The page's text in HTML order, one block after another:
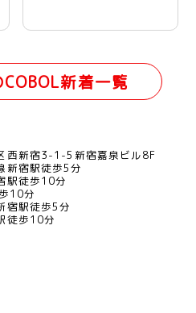
新着一覧
西新宿3-1-5新宿嘉泉ビル8F
新宿駅徒歩5分
駅徒歩10分
10分
宿駅徒歩5分
徒歩10分